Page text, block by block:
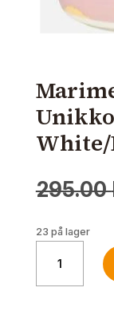
Unikko
295.00
23 på lager
0,4L